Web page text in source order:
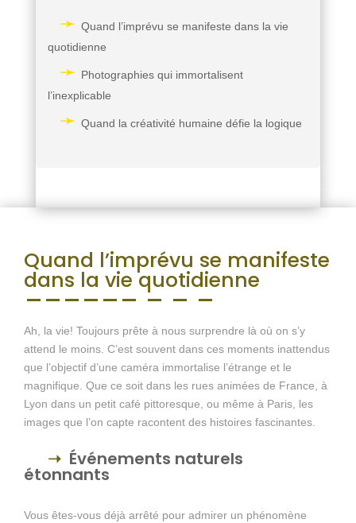
Quand l’imprévu se manifeste dans la vie
quotidienne
Photographies qui immortalisent
l’inexplicable
Quand la créativité humaine défie la logique
Quand l’imprévu se manifeste
dans la vie quotidienne
Ah, la vie! Toujours prête à nous surprendre là où on s’y
attend le moins. C’est souvent dans ces moments inattendus
que l’objectif d’une caméra immortalise l’étrange et le
magnifique. Que ce soit dans les rues animées de France, à
Lyon dans un petit café pittoresque, ou même à Paris, les
images que l’on capte racontent des histoires fascinantes.
Événements naturels
étonnants
Vous êtes-vous déjà arrêté pour admirer un phénomène